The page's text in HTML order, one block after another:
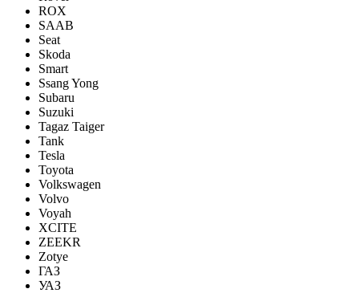
ROX
SAAB
Seat
Skoda
Smart
Ssang Yong
Subaru
Suzuki
Tagaz Taiger
Tank
Tesla
Toyota
Volkswagen
Volvo
Voyah
XCITE
ZEEKR
Zotye
ГАЗ
УАЗ